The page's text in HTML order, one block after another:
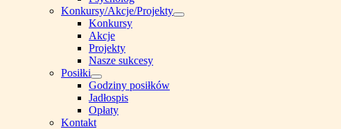
Konkursy/Akcje/Projekty
Show
Konkursy
Akcje
Projekty
Nasze sukcesy
Posiłki
Show
sub
menu
Godziny posiłków
Jadłospis
Opłaty
Kontakt